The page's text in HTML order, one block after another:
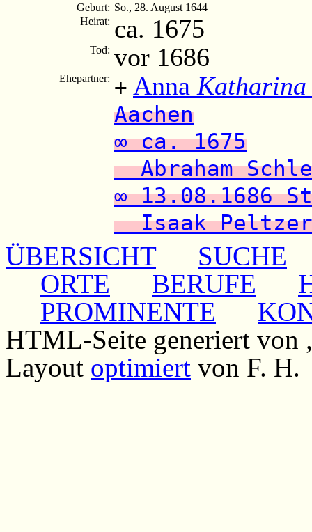
Geburt: So., 28. August 1644
Heirat: ca. 1675
Tod: vor 1686
Ehepartner: + Anna Katharina
Aachen
∞ ca. 1675
Abraham
∞ 13.08.1686
Isaak Peltzer
ÜBERSICHT
SUCHE
ORTE
BERUFE
PROMINENTE
HTML-Seite generiert von
Layout optimiert von F. H.